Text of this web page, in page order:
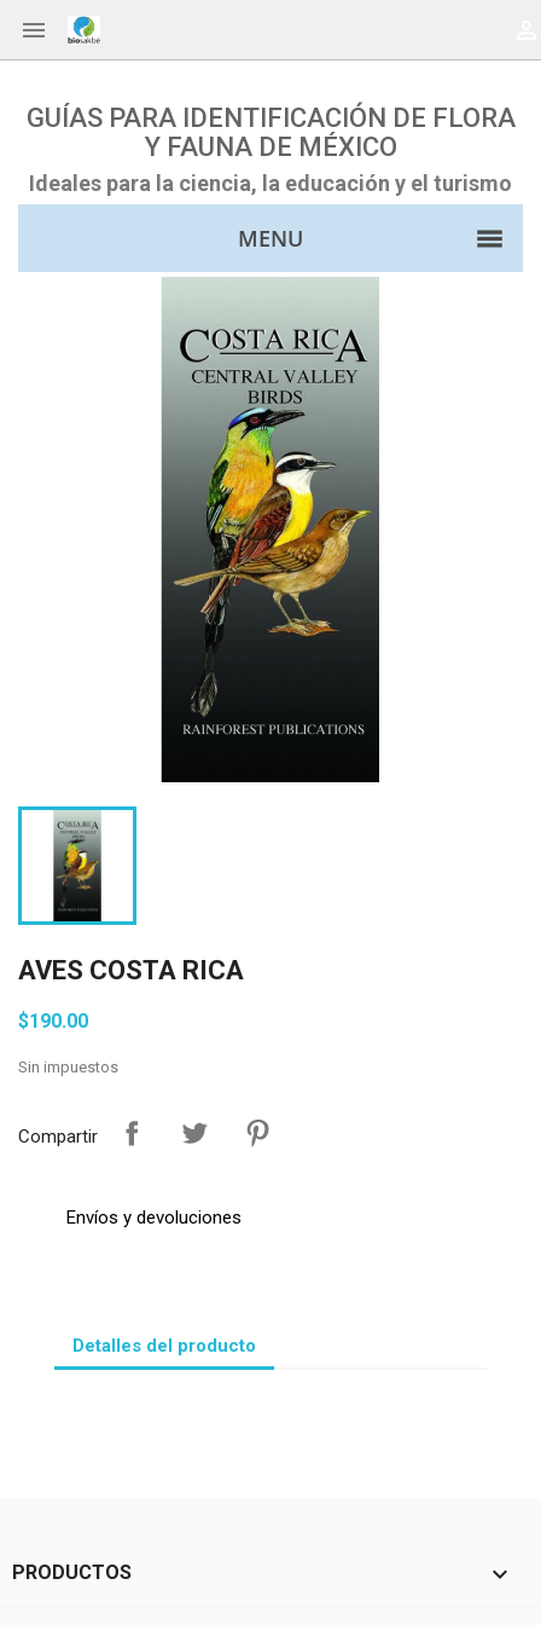

GUÍAS PARA IDENTIFICACIÓN DE FLORA
Y FAUNA DE MÉXICO
Ideales para la ciencia, la educación y el turismo
MENU
AVES COSTA RICA
$190.00
Sin impuestos
Compartir
Envíos y devoluciones
Detalles del producto
PRODUCTOS 